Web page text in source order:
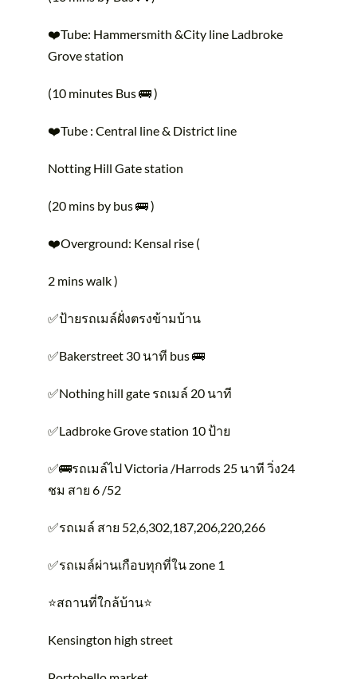
❤️Tube: Hammersmith &City line Ladbroke
Grove station
(10 minutes Bus 🚌 )
❤️Tube : Central line & District line
Notting Hill Gate station
(20 mins by bus 🚌 )
❤️Overground: Kensal rise (
2 mins walk )
✅ป้ายรถเมล์ฝั่งตรงข้ามบ้าน
✅Bakerstreet 30 นาที bus 🚌
✅Nothing hill gate รถเมล์ 20 นาที
✅Ladbroke Grove station 10 ป้าย
✅🚌รถเมล์ไป Victoria /Harrods 25 นาที วิ่ง24
ชม สาย 6 /52
✅รถเมล์ สาย 52,6,302,187,206,220,266
✅รถเมล์ผ่านเกือบทุกที่ใน zone 1
⭐️สถานที่ใกล้บ้าน⭐️
Kensington high street